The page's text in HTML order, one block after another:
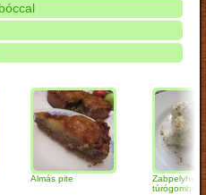
Almás pite
Zabpelyhes
túrógombóc